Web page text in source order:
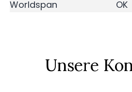
Worldspan
OK
Unsere